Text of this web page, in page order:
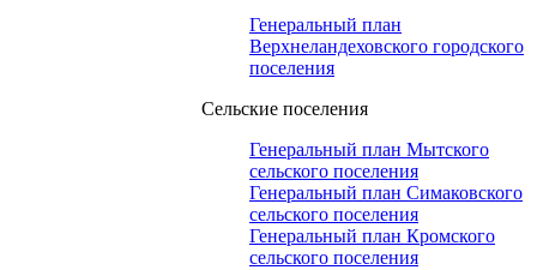
Генеральный план
Верхнеландеховского городского
поселения
Сельские поселения
Генеральный план Мытского
сельского поселения
Генеральный план Симаковского
сельского поселения
Генеральный план Кромского
сельского поселения